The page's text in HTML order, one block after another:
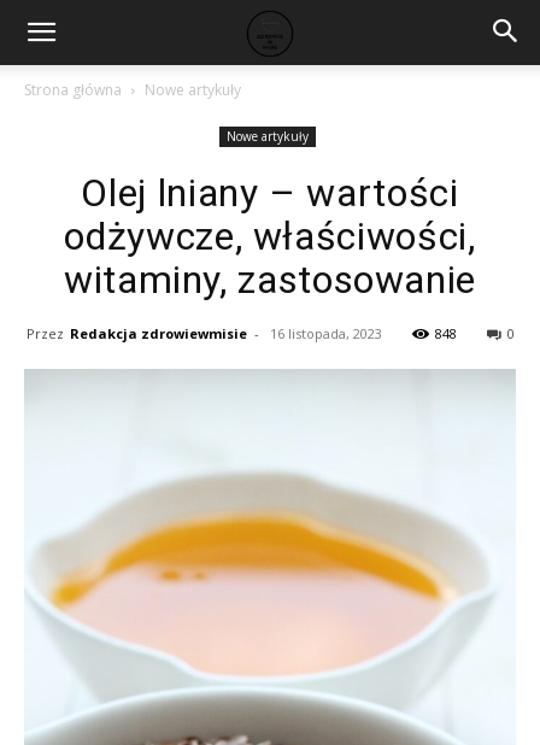
Strona główna Nowe artykuły
Nowe artykuły
Olej lniany – wartości
odżywcze, właściwości,
witaminy, zastosowanie
Przez Redakcja zdrowiewmisie - 16 listopada, 2023 848 0